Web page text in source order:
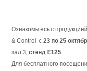
Ознакомьтесь с
& Control с 23 по 25
зал 3, стенд Е125
Для бесплатного